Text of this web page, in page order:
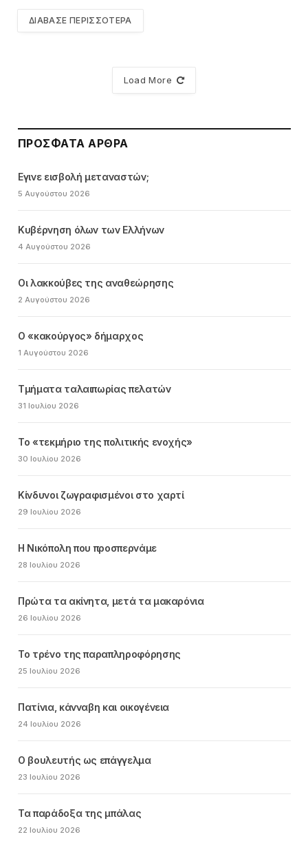
ΔΙΆΒΑΣΕ ΠΕΡΙΣΣΌΤΕΡΑ
Load More
ΠΡΌΣΦΑΤΑ ΆΡΘΡΑ
Εγινε εισβολή μεταναστών;
5 Αυγούστου 2026
Κυβέρνηση όλων των Ελλήνων
4 Αυγούστου 2026
Οι λακκούβες της αναθεώρησης
2 Αυγούστου 2026
Ο «κακούργος» δήμαρχος
1 Αυγούστου 2026
Τμήματα ταλαιπωρίας πελατών
31 Ιουλίου 2026
Το «τεκμήριο της πολιτικής ενοχής»
30 Ιουλίου 2026
Κίνδυνοι ζωγραφισμένοι στο χαρτί
29 Ιουλίου 2026
Η Νικόπολη που προσπερνάμε
28 Ιουλίου 2026
Πρώτα τα ακίνητα, μετά τα μακαρόνια
26 Ιουλίου 2026
Το τρένο της παραπληροφόρησης
25 Ιουλίου 2026
Πατίνια, κάνναβη και οικογένεια
24 Ιουλίου 2026
Ο βουλευτής ως επάγγελμα
23 Ιουλίου 2026
Τα παράδοξα της μπάλας
22 Ιουλίου 2026